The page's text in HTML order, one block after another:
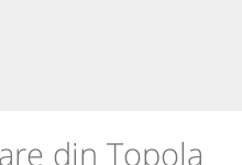
din Topola